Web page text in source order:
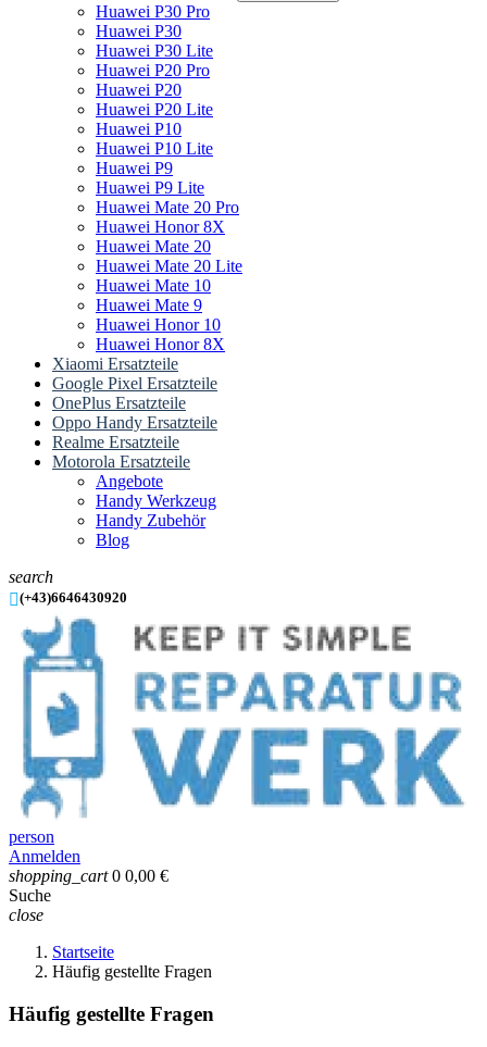
Huawei P30 Pro
Huawei P30
Huawei P30 Lite
Huawei P20 Pro
Huawei P20
Huawei P20 Lite
Huawei P10
Huawei P10 Lite
Huawei P9
Huawei P9 Lite
Huawei Mate 20 Pro
Huawei Honor 8X
Huawei Mate 20
Huawei Mate 20 Lite
Huawei Mate 10
Huawei Mate 9
Huawei Honor 10
Huawei Honor 8X
Xiaomi Ersatzteile
Google Pixel Ersatzteile
OnePlus Ersatzteile
Oppo Handy Ersatzteile
Realme Ersatzteile
Motorola Ersatzteile
Angebote
Handy Werkzeug
Handy Zubehör
Blog
search
(+43)6646430920
person
Anmelden
shopping_cart 0 0,00 €
Suche
close
Startseite
Häufig gestellte Fragen
Häufig gestellte Fragen